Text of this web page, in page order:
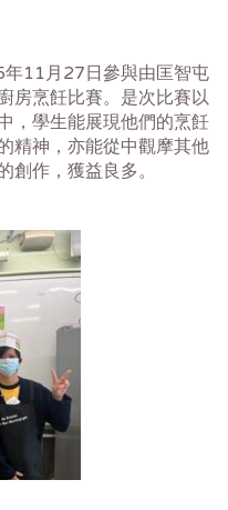
11月27日參與由匡智屯
房烹飪比賽。是次比賽以
，學生能展現他們的烹飪
精神，亦能從中觀摩其他
創作，獲益良多。